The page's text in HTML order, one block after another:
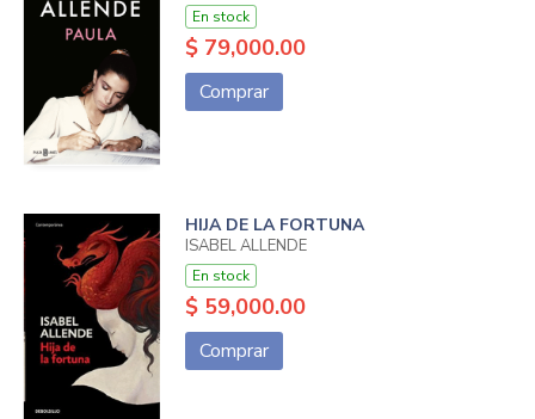
En stock
$ 79,000.00
Comprar
HIJA DE LA FORTUNA
ISABEL ALLENDE
En stock
$ 59,000.00
Comprar